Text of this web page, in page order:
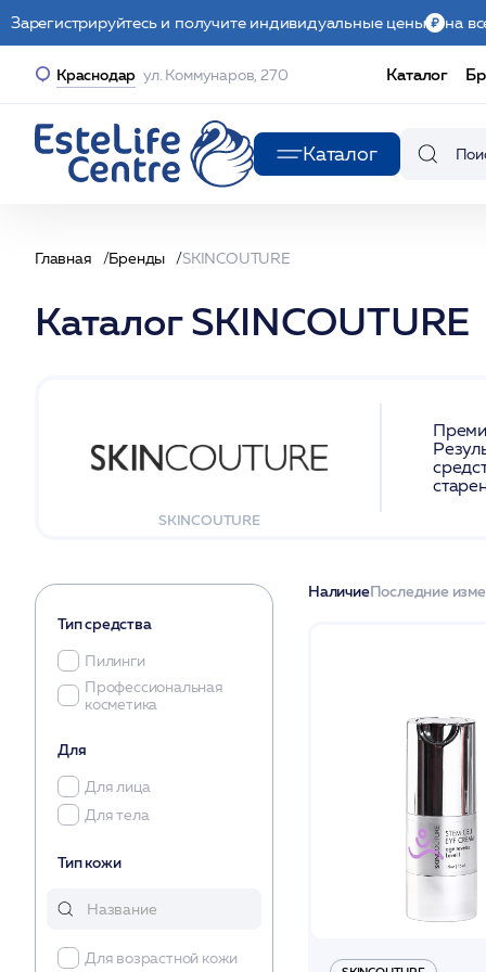
Зарегистрируйтесь и получите индивидуальные цены на
Краснодар ул. Коммунаров, 270 Каталог
Каталог
Главная Бренды SKINCOUTURE
Каталог SKINCOUTURE
SKINCOUTURE
Тип средства
Пилинги
Профессиональная
косметика
Для
Для лица
Для тела
Тип кожи
Для возрастной кожи
НаличиеПоследние